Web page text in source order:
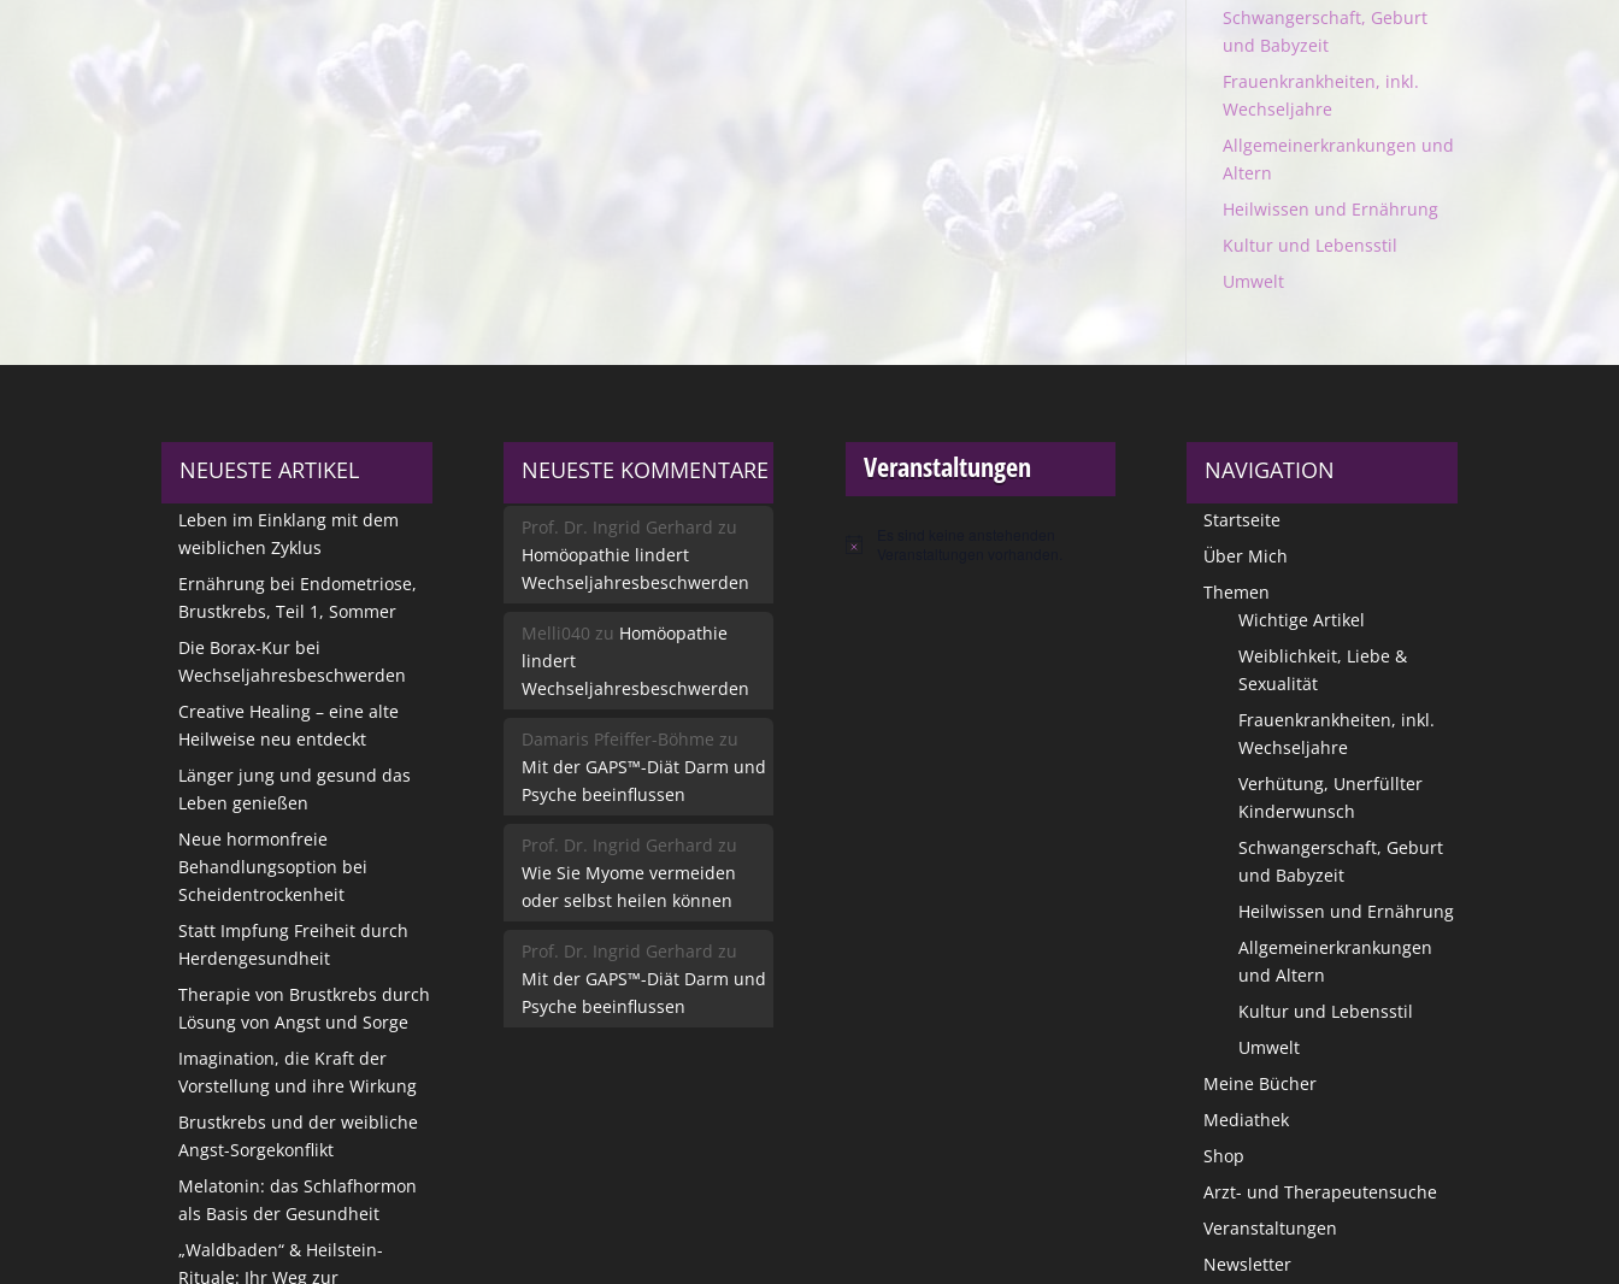
Schwangerschaft, Geburt
und Babyzeit
Frauenkrankheiten, inkl.
Wechseljahre
Allgemeinerkrankungen und
Altern
Heilwissen und Ernährung
Kultur und Lebensstil
Umwelt
NEUESTE ARTIKEL
Leben im Einklang mit dem
weiblichen Zyklus
Ernährung bei Endometriose,
Brustkrebs, Teil 1, Sommer
Die Borax-Kur bei
Wechseljahresbeschwerden
Creative Healing – eine alte
Heilweise neu entdeckt
Länger jung und gesund das
Leben genießen
Neue hormonfreie
Behandlungsoption bei
Scheidentrockenheit
Statt Impfung Freiheit durch
Herdengesundheit
Therapie von Brustkrebs durch
Lösung von Angst und Sorge
Imagination, die Kraft der
Vorstellung und ihre Wirkung
Brustkrebs und der weibliche
Angst-Sorgekonflikt
Melatonin: das Schlafhormon
als Basis der Gesundheit
„Waldbaden“ & Heilstein-
Rituale: Ihr Weg zur
NEUESTE KOMMENTARE
Prof. Dr. Ingrid Gerhard zu
Homöopathie lindert
Wechseljahresbeschwerden
Melli040 zu Homöopathie
lindert
Wechseljahresbeschwerden
Damaris Pfeiffer-Böhme zu
Mit der GAPS™-Diät Darm und
Psyche beeinflussen
Prof. Dr. Ingrid Gerhard zu
Wie Sie Myome vermeiden
oder selbst heilen können
Prof. Dr. Ingrid Gerhard zu
Mit der GAPS™-Diät Darm und
Psyche beeinflussen
Veranstaltungen
Hinweis
NAVIGATION
Startseite
Über Mich
Themen
Wichtige Artikel
Weiblichkeit, Liebe &
Sexualität
Frauenkrankheiten, inkl.
Wechseljahre
Verhütung, Unerfüllter
Kinderwunsch
Schwangerschaft, Geburt
und Babyzeit
Heilwissen und Ernährung
Allgemeinerkrankungen
und Altern
Kultur und Lebensstil
Umwelt
Meine Bücher
Mediathek
Shop
Arzt- und Therapeutensuche
Veranstaltungen
Newsletter